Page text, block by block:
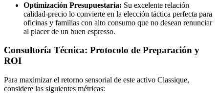
Optimización Presupuestaria: Su excelente relación
calidad-precio lo convierte en la elección táctica perfecta para
oficinas y familias con alto consumo que no desean renunciar
al placer de un buen espresso.
Consultoría Técnica: Protocolo de Preparación y
ROI
Para maximizar el retorno sensorial de este activo Classique,
considere las siguientes métricas: